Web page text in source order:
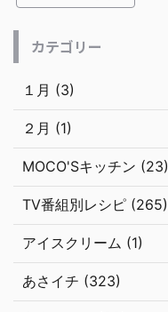
カテゴリー
１月 (3)
２月 (1)
MOCO'Sキッチン (23)
TV番組別レシピ (265)
アイスクリーム (1)
あさイチ (323)